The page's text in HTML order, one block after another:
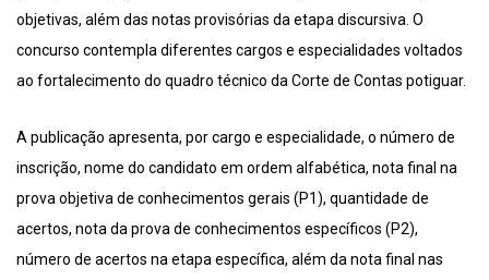
objetivas, além das notas provisórias da etapa discursiva. O
concurso contempla diferentes cargos e especialidades voltados
ao fortalecimento do quadro técnico da Corte de Contas potiguar.
A publicação apresenta, por cargo e especialidade, o número de
inscrição, nome do candidato em ordem alfabética, nota final na
prova objetiva de conhecimentos gerais (P1), quantidade de
acertos, nota da prova de conhecimentos específicos (P2),
número de acertos na etapa específica, além da nota final nas